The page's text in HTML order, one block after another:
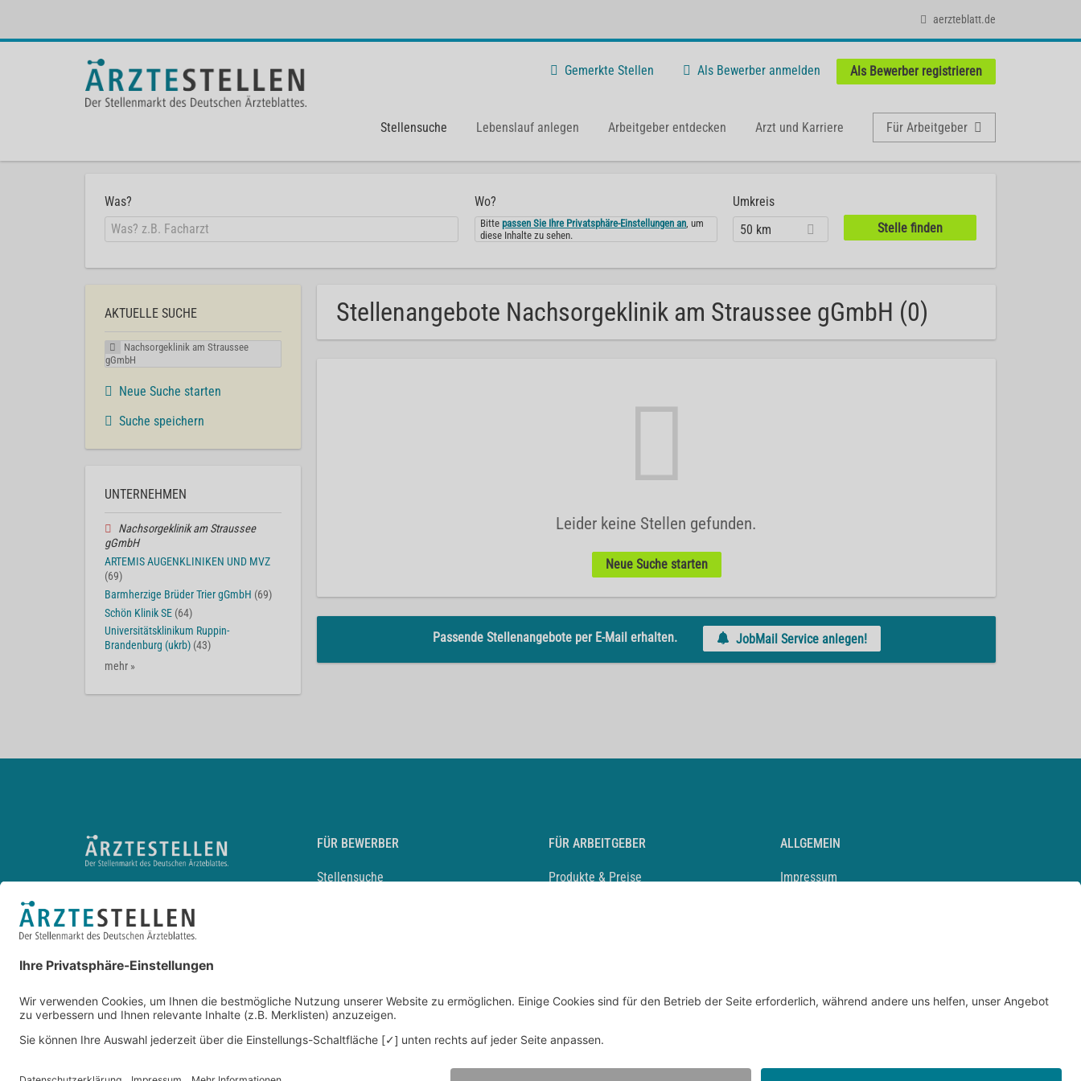
aerzteblatt.de
Gemerkte Stellen Als Bewerber anmelden Als Bewerber registrieren
Stellensuche Lebenslauf anlegen Arbeitgeber entdecken Arzt und Karriere Für Arbeitgeber
Was? Wo?
Bittepassen Sie Ihre Privatsphäre-Einstellungen an, um
diese Inhalte zu sehen.
Umkreis
50 km
Stellenangebote Nachsorgeklinik am Straussee gGmbH (0)
Leider keine Stellen gefunden.
Neue Suche starten
Passende Stellenangebote per E-Mail erhalten. JobMail Service anlegen!
AKTUELLE SUCHE
Nachsorgeklinik am Straussee
gGmbH
Neue Suche starten
Suche speichern
UNTERNEHMEN
Nachsorgeklinik am Straussee
gGmbH
ARTEMIS AUGENKLINIKEN UND MVZ
(69)
Barmherzige Brüder Trier gGmbH (69)
Schön Klinik SE (64)
Universitätsklinikum Ruppin-
Brandenburg (ukrb) (43)
mehr »
FÜR BEWERBER
Stellensuche
Durchsuchen Sie den Stellenkatalog
FÜR ARBEITGEBER
Produkte & Preise
ALLGEMEIN
Impressum